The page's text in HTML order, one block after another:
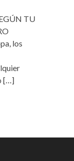
TU
los
[…]